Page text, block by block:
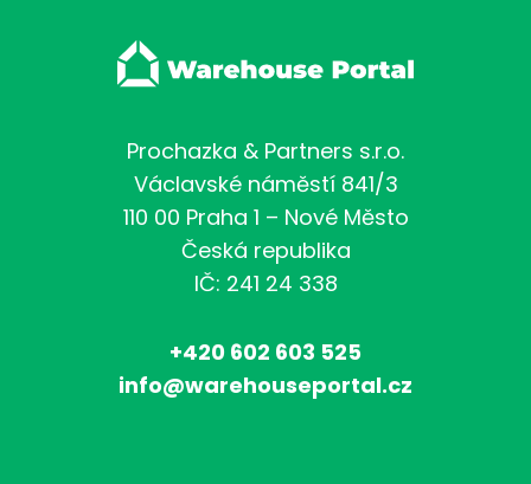
Prochazka & Partners s.r.o.
Václavské náměstí 841/3
110 00 Praha 1 – Nové Město
Česká republika
IČ: 241 24 338
+420 602 603 525
info@warehouseportal.cz